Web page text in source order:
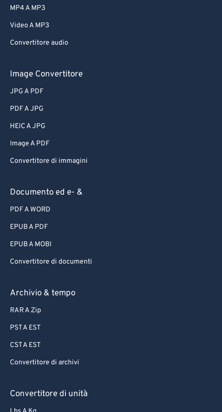
MP4 A MP3
Video A MP3
Convertitore audio
Image Convertitore
JPG A PDF
PDF A JPG
HEIC A JPG
Image A PDF
Convertitore di immagini
Documento ed e- &
PDF A WORD
EPUB A PDF
EPUB A MOBI
Convertitore di documenti
Archivio & tempo
RAR A Zip
PST A EST
CST A EST
Convertitore di archivi
Convertitore di unità